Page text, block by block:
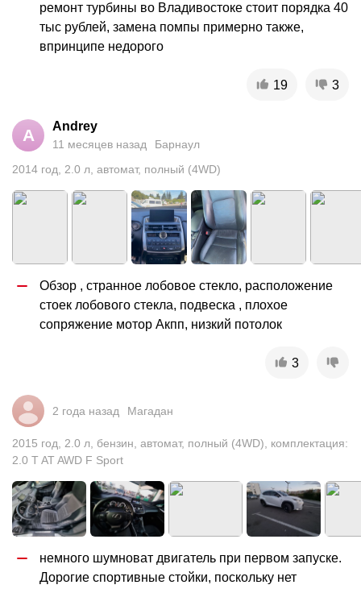
ремонт турбины во Владивостоке стоит порядка 40
тыс рублей, замена помпы примерно также,
впринципе недорого
19 3
A Andrey
11 месяцев назад
Барнаул
2014 год 2.0 л автомат, полный (4WD)
Обзор , странное лобовое стекло, расположение
стоек лобового стекла, подвеска , плохое
сопряжение мотор Акпп, низкий потолок
3
2 года назад Магадан
2015 год 2.0 л бензин автомат, полный (4WD)
комплектация:
2.0 T AT AWD F Sport
немного шумноват двигатель при первом запуске.
Дорогие спортивные стойки, поскольку нет